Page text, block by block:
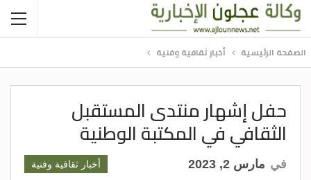
الصفحة الرئيسية أخبار ثقافية وفنية
حفل إشهار منتدى المستقبل
الثقافي في المكتبة الوطنية
أخبار ثقافية وفنية في مارس 2, 2023